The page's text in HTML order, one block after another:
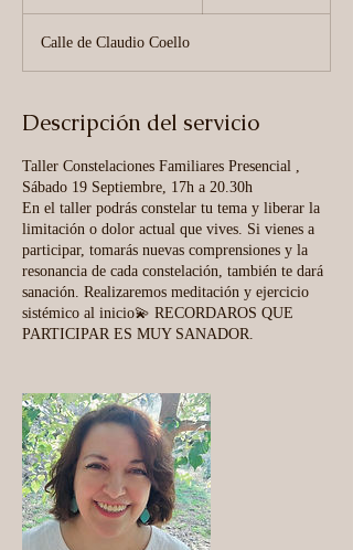
e
n
e
:
1
4
j
u
n
Calle de Claudio Coello
Descripción del servicio
Taller Constelaciones Familiares Presencial ,
Sábado 19 Septiembre, 17h a 20.30h
En el taller podrás constelar tu tema y liberar la
limitación o dolor actual que vives. Si vienes a
participar, tomarás nuevas comprensiones y la
resonancia de cada constelación, también te dará
sanación. Realizaremos meditación y ejercicio
sistémico al inicio💫 RECORDAROS QUE